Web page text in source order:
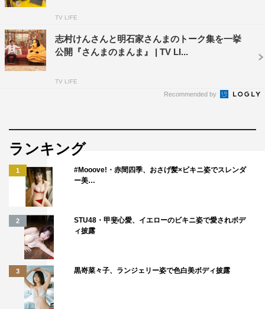
事業室デジタルデザイン部）コメント
「テレビを見ながらスマホをいじる、、、そんな視聴者の
当たり前の行為にフィーチャーし“スマホを使うことで、
より楽しめるテレビ番組”を作りました。Instagramという
既に社会インフラといえるソーシャルメディアとテレビ番
組を直接つなげることで、メディアコミュニケーションの
小難しい感じになりますが、視聴者の皆さんが普段行って
いる“（スマホ）ながら視聴”を番組自体に組み込むこと
で、より楽しいコンテンツ体験を提供するのが目的です。
ゲストはInstagramでの活躍が目立つ旬なクリエイターた
ち。彼ら彼女らの“今”にフィーチャーすることで、視聴者
にちょっとした気付きや新しい発見が与えられる番組を目
指しています」
番組情報
ミニガイド『フィーチャーズ』
フジテレビ（関東ローカル）
TV LIFE
志村けんさんと明石家さんまのトーク集を一挙
公開『さんまのまんま』 | TV LI...
TV LIFE
Recommended by
ランキング
1
#Mooove!・赤間四季、おさげ髪×ビキニ姿でスレンダ
ー美…
2
STU48・甲斐心愛、イエローのビキニ姿で愛されボデ
ィ披露
3 黒嵜菜々子、ランジェリー姿で色白美ボディ披露